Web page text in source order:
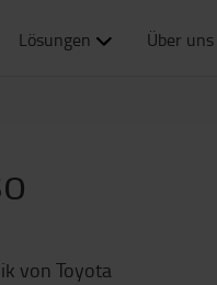
Lösungen Über uns
von Toyota